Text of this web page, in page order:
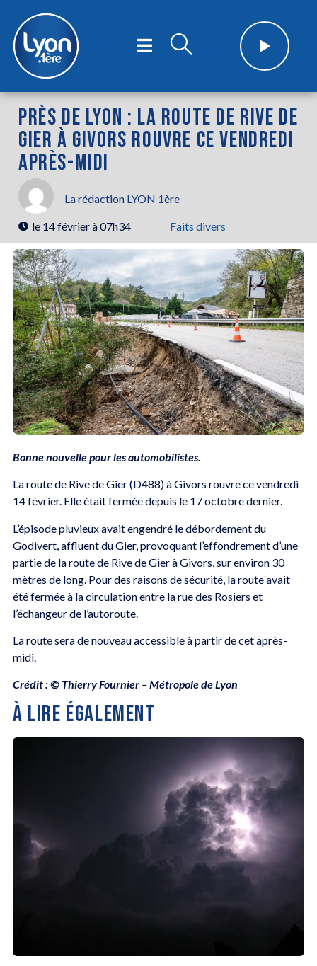
PRÈS DE LYON : LA ROUTE DE RIVE DE
GIER À GIVORS ROUVRE CE VENDREDI
APRÈS-MIDI
La rédaction LYON 1ère
le 14 février à 07h34 Faits divers
Bonne nouvelle pour les automobilistes.
La route de Rive de Gier (D488) à Givors rouvre ce vendredi
14 février. Elle était fermée depuis le 17 octobre dernier.
L’épisode pluvieux avait engendré le débordement du
Godivert, affluent du Gier, provoquant l’effondrement d’une
partie de la route de Rive de Gier à Givors, sur environ 30
mètres de long. Pour des raisons de sécurité, la route avait
été fermée à la circulation entre la rue des Rosiers et
l’échangeur de l’autoroute.
La route sera de nouveau accessible à partir de cet après-
midi.
Crédit : © Thierry Fournier – Métropole de Lyon
À LIRE ÉGALEMENT